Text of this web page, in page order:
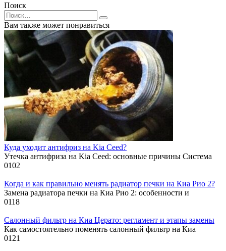
Поиск
Search
for:
Вам также может понравиться
Куда уходит антифриз на Kia Ceed?
Утечка антифриза на Kia Ceed: основные причины Система
0102
Когда и как правильно менять радиатор печки на Киа Рио 2?
Замена радиатора печки на Киа Рио 2: особенности и
0118
Салонный фильтр на Киа Церато: регламент и этапы замены
Как самостоятельно поменять салонный фильтр на Киа
0121